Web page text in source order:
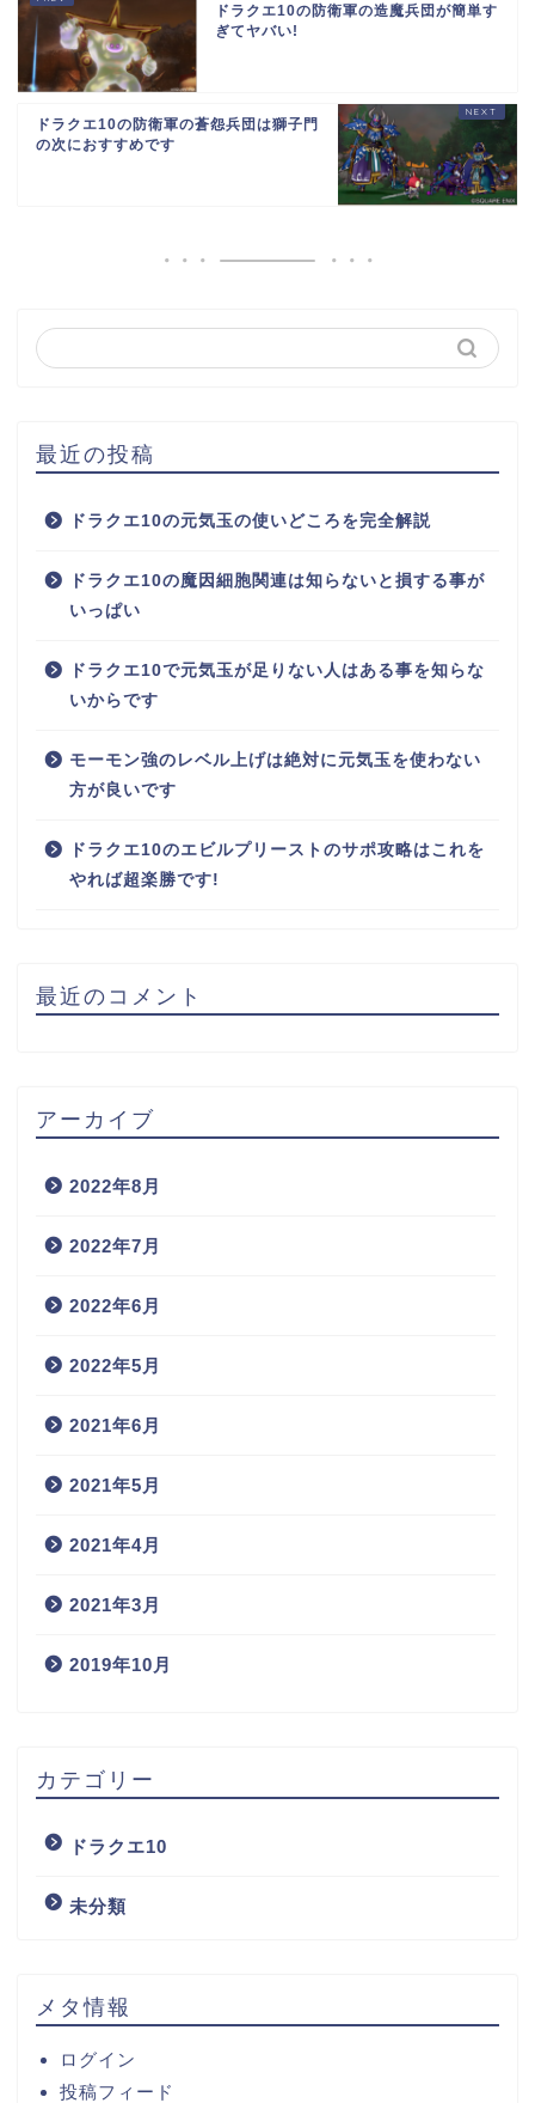
ドラクエ10の防衛軍の造魔兵団が簡単す
ぎてヤバい!
ドラクエ10の防衛軍の蒼怨兵団は獅子門
の次におすすめです
最近の投稿
ドラクエ10の元気玉の使いどころを完全解説
ドラクエ10の魔因細胞関連は知らないと損する事が
いっぱい
ドラクエ10で元気玉が足りない人はある事を知らな
いからです
モーモン強のレベル上げは絶対に元気玉を使わない
方が良いです
ドラクエ10のエビルプリーストのサポ攻略はこれを
やれば超楽勝です!
最近のコメント
アーカイブ
2022年8月
2022年7月
2022年6月
2022年5月
2021年6月
2021年5月
2021年4月
2021年3月
2019年10月
カテゴリー
ドラクエ10
未分類
メタ情報
ログイン
投稿フィード